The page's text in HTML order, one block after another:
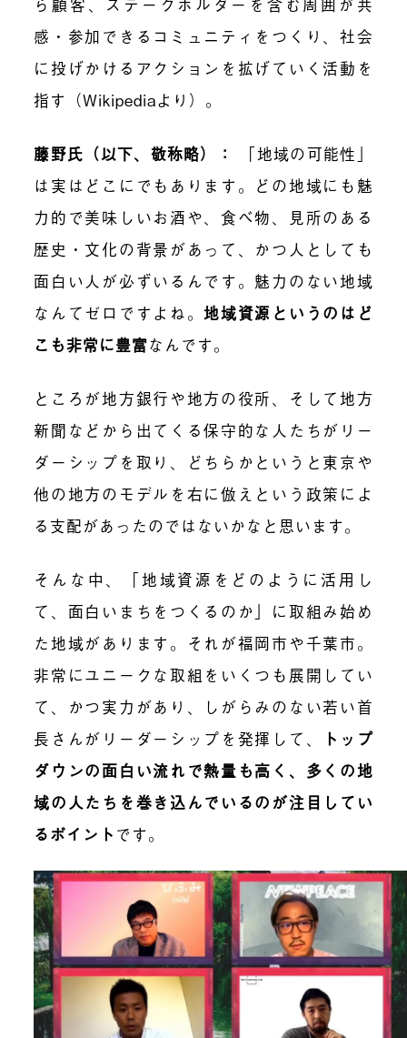
感・参加できるコミュニティをつくり、社会
に投げかけるアクションを拡げていく活動を
指す（Wikipediaより）。
藤野氏（以下、敬称略）：
「地域の可能性」
は実はどこにでもあります。どの地域にも魅
力的で美味しいお酒や、食べ物、見所のある
歴史・文化の背景があって、かつ人としても
面白い人が必ずいるんです。魅力のない地域
なんてゼロですよね。地域資源というのはど
こも非常に豊富なんです。
ところが地方銀行や地方の役所、そして地方
新聞などから出てくる保守的な人たちがリー
ダーシップを取り、どちらかというと東京や
他の地方のモデルを右に倣えという政策によ
る支配があったのではないかなと思います。
そんな中、「地域資源をどのように活用し
て、面白いまちをつくるのか」に取組み始め
た地域があります。それが福岡市や千葉市。
非常にユニークな取組をいくつも展開してい
て、かつ実力があり、しがらみのない若い首
長さんがリーダーシップを発揮して、
トップ
ダウンの面白い流れ で熱量も高く、多くの地
域の人たちを巻き込んでいるのが注目してい
るポイント です。